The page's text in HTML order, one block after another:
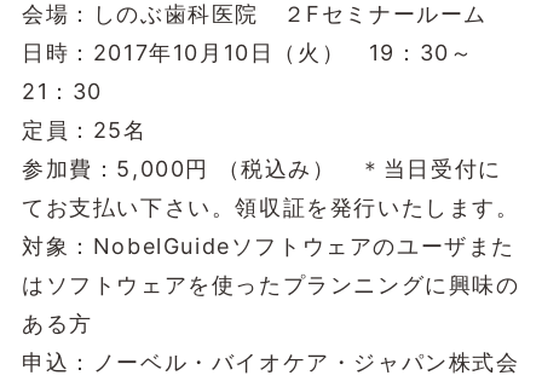
会場：しのぶ歯科医院 ２Fセミナールーム
日時：2017年10月10日（火） 19：30～
21：30
定員：25名
参加費：5,000円 （税込み） ＊当日受付に
てお支払い下さい。領収証を発行いたします。
対象：NobelGuideソフトウェアのユーザまた
はソフトウェアを使ったプランニングに興味の
ある方
申込：ノーベル・バイオケア・ジャパン株式会